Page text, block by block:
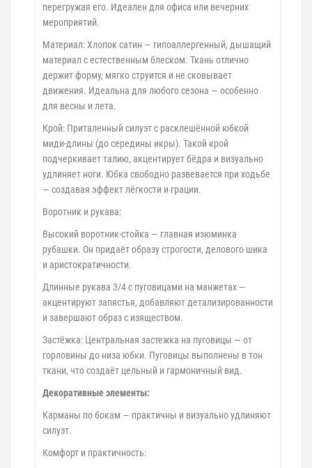
перегружая его. Идеален для офиса или вечерних
мероприятий.
Материал: Хлопок сатин — гипоаллергенный, дышащий
материал с естественным блеском. Ткань отлично
держит форму, мягко струится и не сковывает
движения. Идеальна для любого сезона — особенно
для весны и лета.
Крой: Приталенный силуэт с расклешённой юбкой
миди-длины (до середины икры). Такой крой
подчеркивает талию, акцентирует бёдра и визуально
удлиняет ноги. Юбка свободно развевается при ходьбе
— создавая эффект лёгкости и грации.
Воротник и рукава:
Высокий воротник-стойка — главная изюминка
рубашки. Он придаёт образу строгости, делового шика
и аристократичности.
Длинные рукава 3/4 с пуговицами на манжетах —
акцентируют запястья, добавляют детализированности
и завершают образ с изяществом.
Застёжка: Центральная застежка на пуговицы — от
горловины до низа юбки. Пуговицы выполнены в тон
ткани, что создаёт цельный и гармоничный вид.
Декоративные элементы:
Карманы по бокам — практичны и визуально удлиняют
силуэт.
Комфорт и практичность: